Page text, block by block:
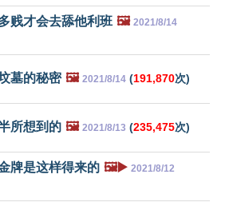
贱才会去舔他利班 🖼️ 2021/8/14
墓的秘密 🖼️ 2021/8/14 (191,870次)
所想到的 🖼️ 2021/8/13 (235,475次)
牌是这样得来的 🖼️▶️ 2021/8/12